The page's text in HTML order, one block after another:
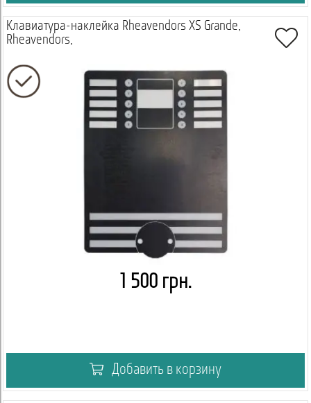
Клавиатура-наклейка Rheavendors XS Grande,
Rheavendors,
1 500 грн.
Добавить в корзину